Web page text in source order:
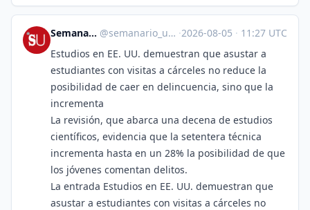
Semanario Universidad @semanario_universidad@bots.fedi.cr ·2026-08-05 · 11:27 UTC
Estudios en EE. UU. demuestran que asustar a
estudiantes con visitas a cárceles no reduce la
posibilidad de caer en delincuencia, sino que la
incrementa
La revisión, que abarca una decena de estudios
científicos, evidencia que la setentera técnica
incrementa hasta en un 28% la posibilidad de que
los jóvenes comentan delitos.
La entrada Estudios en EE. UU. demuestran que
asustar a estudiantes con visitas a cárceles no